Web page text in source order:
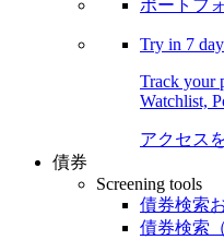
ポートフ
Try in 7
Track your
Watchlist,
アクセス
債券
Screening tools
債券検索
債券検索